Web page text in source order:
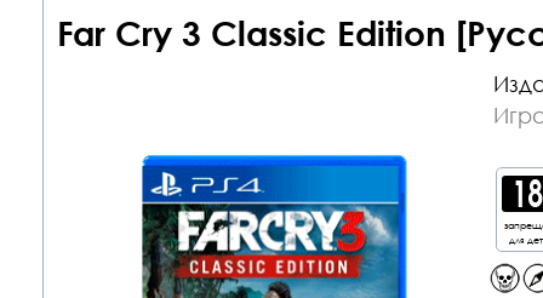
Far Cry 3 Classic Edition
для